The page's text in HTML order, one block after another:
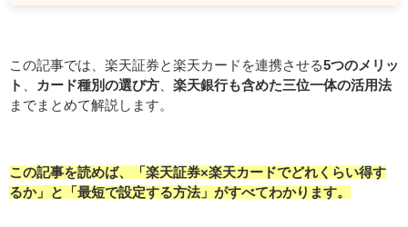
この記事では、楽天証券と楽天カードを連携させる5つのメリッ
ト
カード種別の選び方
楽天銀行も含めた三位一体の活用法
までまとめて解説します。
この記事を読めば、「楽天証券×楽天カードでどれくらい得す
るか」と「最短で設定する方法」がすべてわかります。